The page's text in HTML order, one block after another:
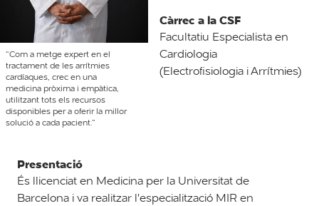
“Com a metge expert en el
tractament de les arrítmies
cardíaques, crec en una
medicina pròxima i empàtica,
utilitzant tots els recursos
disponibles per a oferir la millor
solució a cada pacient.”
Càrrec a la CSF
Facultatiu Especialista en
Cardiologia
(Electrofisiologia i Arrítmies)
Presentació
És llicenciat en Medicina per la Universitat de
Barcelona i va realitzar l'especialització MIR en